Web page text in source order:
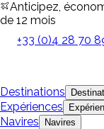
Anticipez,
de 12 mois
+33 (0)4 28 70
Destinations
Expériences
Navires Navires